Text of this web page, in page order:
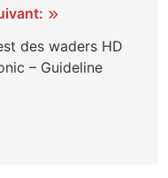
des waders HD
– Guideline